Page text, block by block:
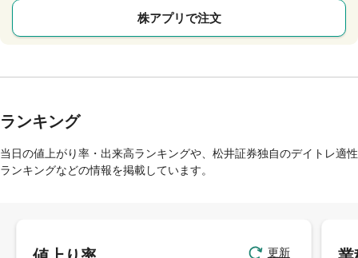
株アプリで注文
ランキング
当日の値上がり率・出来高ランキングや、松井証券独自のデイトレ適性
ランキングなどの情報を掲載しています。